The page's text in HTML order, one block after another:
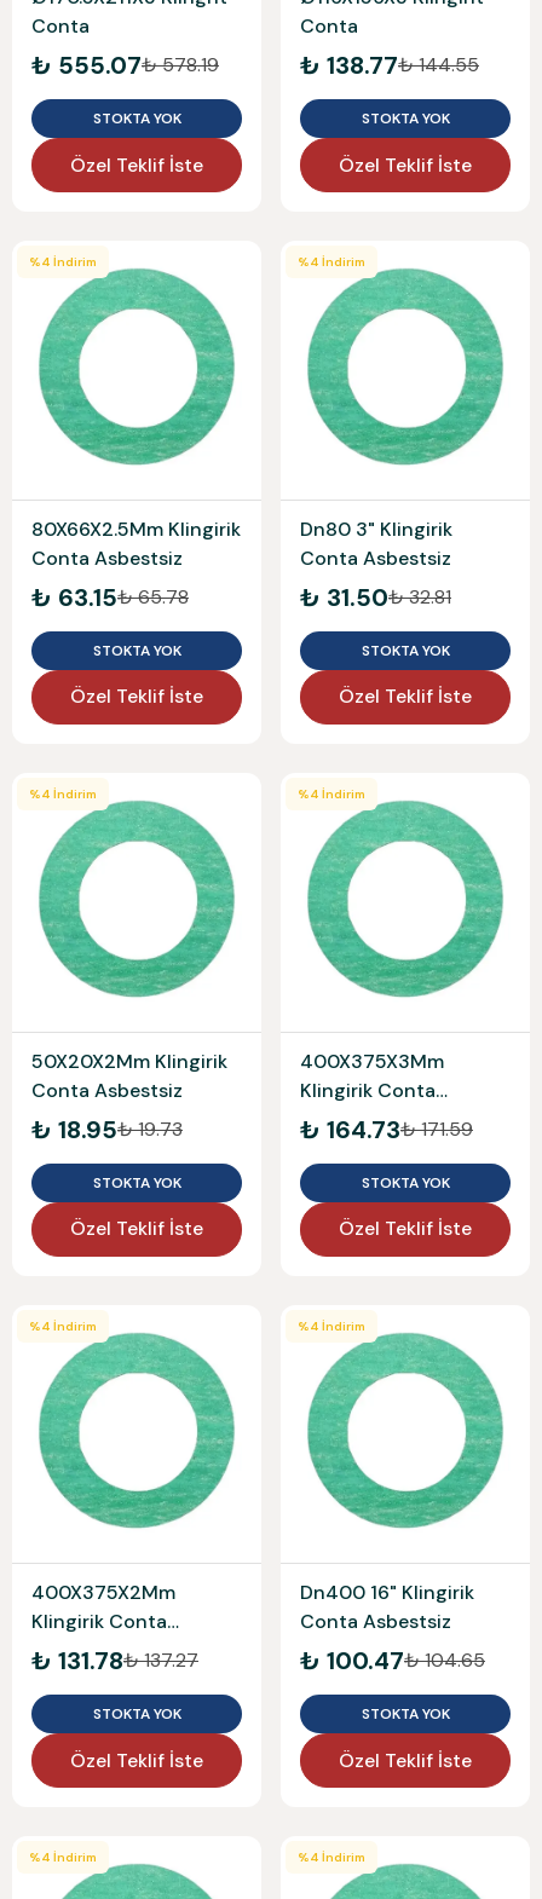
Conta
₺ 555.07₺ 578.19
STOKTA YOK
Özel Teklif İste
Conta
₺ 138.77₺ 144.55
STOKTA YOK
Özel Teklif İste
%4 İndirim
80X66X2.5Mm Klingirik
Conta Asbestsiz
₺ 63.15₺ 65.78
STOKTA YOK
Özel Teklif İste
%4 İndirim
Dn80 3" Klingirik
Conta Asbestsiz
₺ 31.50₺ 32.81
STOKTA YOK
Özel Teklif İste
%4 İndirim
50X20X2Mm Klingirik
Conta Asbestsiz
₺ 18.95₺ 19.73
STOKTA YOK
Özel Teklif İste
%4 İndirim
400X375X3Mm
Klingirik Conta
Asbestsiz
₺ 164.73₺ 171.59
STOKTA YOK
Özel Teklif İste
%4 İndirim
400X375X2Mm
Klingirik Conta
Asbestsiz
₺ 131.78₺ 137.27
STOKTA YOK
Özel Teklif İste
%4 İndirim
Dn400 16" Klingirik
Conta Asbestsiz
₺ 100.47₺ 104.65
STOKTA YOK
Özel Teklif İste
%4 İndirim %4 İndirim